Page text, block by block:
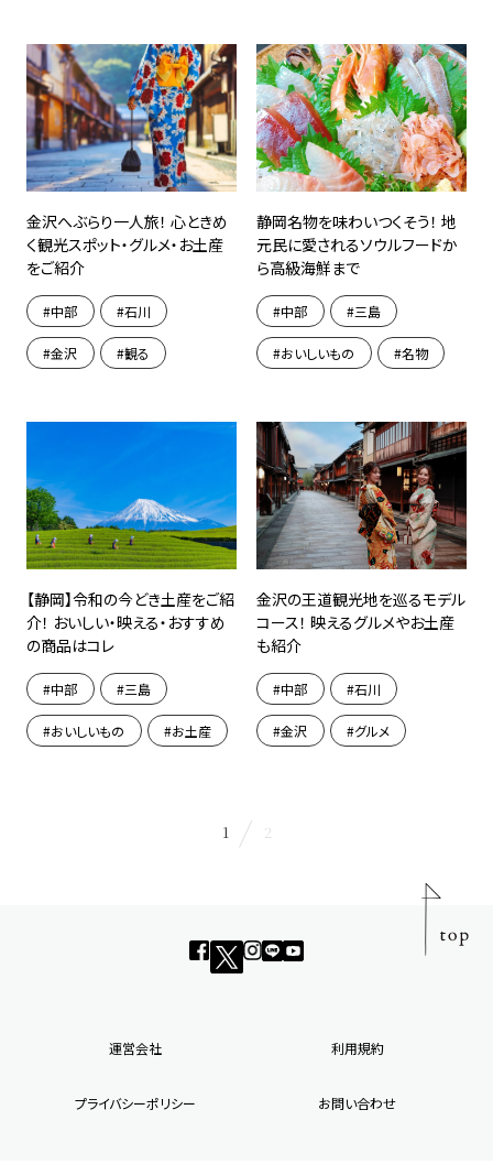
金沢へぶらり一人旅！ 心ときめ
く観光スポット・グルメ・お土産
をご紹介
中部 石川
金沢 観る
静岡名物を味わいつくそう！ 地
元民に愛されるソウルフードか
ら高級海鮮まで
中部 三島
おいしいもの 名物
【静岡】令和の今どき土産をご紹
介！ おいしい・映える・おすすめ
の商品はコレ
中部 三島
おいしいもの お土産
金沢の王道観光地を巡るモデル
コース！ 映えるグルメやお土産
も紹介
中部 石川
金沢 グルメ
1 2
運営会社 利用規約
プライバシーポリシー お問い合わせ